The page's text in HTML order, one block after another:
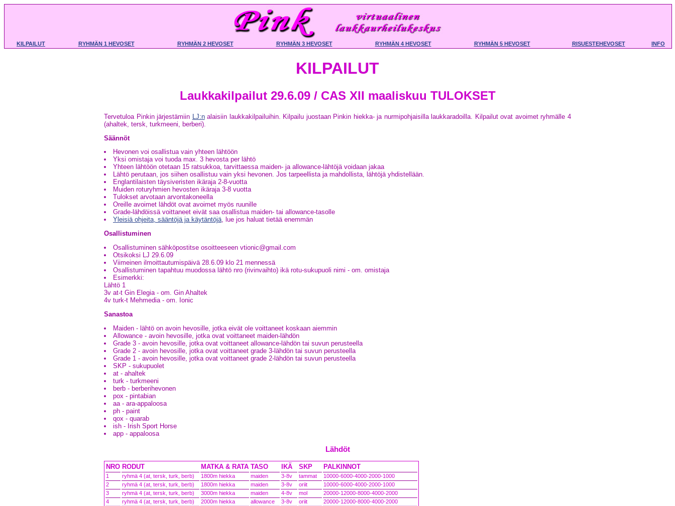
KILPAILUT RYHMÄN 1 HEVOSET RYHMÄN 2 HEVOSET RYHMÄN 3 HEVOSET RYHMÄN 4 HEVOSET RYHMÄN 5 HEVOSET RISUESTEHEVOSET INFO
KILPAILUT
Laukkakilpailut 29.6.09 / CAS XII maaliskuu TULOKSET
Tervetuloa Pinkin järjestämiin LJ:nalaisiin laukkakilpailuihin. Kilpailu juostaan Pinkin hiekka- ja nurmipohjaisilla laukkaradoilla. Kilpailut ovat avoimet ryhmälle 4
(ahaltek, tersk, turkmeeni, berberi).
Säännöt
Hevonen voi osallistua vain yhteen lähtöön
Yksi omistaja voi tuoda max. 3 hevosta per lähtö
Yhteen lähtöön otetaan 15 ratsukkoa, tarvittaessa maiden- ja allowance-lähtöjä voidaan jakaa
Lähtö perutaan, jos siihen osallistuu vain yksi hevonen. Jos tarpeellista ja mahdollista, lähtöjä yhdistellään.
Englantilaisten täysiveristen ikäraja 2-8-vuotta
Muiden roturyhmien hevosten ikäraja 3-8 vuotta
Tulokset arvotaan arvontakoneella
Oreille avoimet lähdöt ovat avoimet myös ruunille
Grade-lähdöissä voittaneet eivät saa osallistua maiden- tai allowance-tasolle
Yleisiä ohjeita, sääntöjä ja käytäntöjä, lue jos haluat tietää enemmän
Osallistuminen
Osallistuminen sähköpostitse osoitteeseen vtionic@gmail.com
Otsikoksi LJ 29.6.09
Viimeinen ilmoittautumispäivä 28.6.09 klo 21 mennessä
Osallistuminen tapahtuu muodossa lähtö nro (rivinvaihto) ikä rotu-sukupuoli nimi - om. omistaja
Esimerkki:
Lähtö 1
3v at-t Gin Elegia - om. Gin Ahaltek
4v turk-t Mehmedia - om. Ionic
Sanastoa
Maiden - lähtö on avoin hevosille, jotka eivät ole voittaneet koskaan aiemmin
Allowance - avoin hevosille, jotka ovat voittaneet maiden-lähdön
Grade 3 - avoin hevosille, jotka ovat voittaneet allowance-lähdön tai suvun perusteella
Grade 2 - avoin hevosille, jotka ovat voittaneet grade 3-lähdön tai suvun perusteella
Grade 1 - avoin hevosille, jotka ovat voittaneet grade 2-lähdön tai suvun perusteella
SKP - sukupuolet
at - ahaltek
turk - turkmeeni
berb - berberihevonen
pox - pintabian
aa - ara-appaloosa
ph - paint
qox - quarab
ish - Irish Sport Horse
app - appaloosa
Lähdöt
NRO RODUT MATKA & RATA TASO IKÄ SKP PALKINNOT
1 ryhmä 4 (at, tersk, turk, berb) 1800m hiekka maiden 3-8v tammat
10000-6000-4000-2000-1000
2
ryhmä 4 (at, tersk, turk, berb) 1800m hiekka maiden 3-8v oriit
10000-6000-4000-2000-1000
3
ryhmä 4 (at, tersk, turk, berb) 3000m hiekka maiden 4-8v mol
20000-12000-8000-4000-2000
4
ryhmä 4 (at, tersk, turk, berb) 2000m hiekka allowance 3-8v oriit
20000-12000-8000-4000-2000